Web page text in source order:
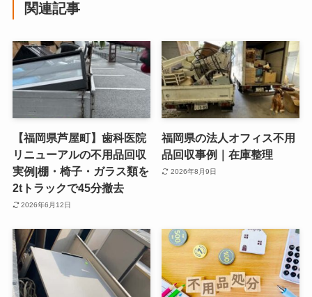
関連記事
【福岡県芦屋町】歯科医院
リニューアルの不用品回収
実例|棚・椅子・ガラス類を
2tトラックで45分撤去
2026年6月12日
福岡県の法人オフィス不用
品回収事例｜在庫整理
2026年8月9日